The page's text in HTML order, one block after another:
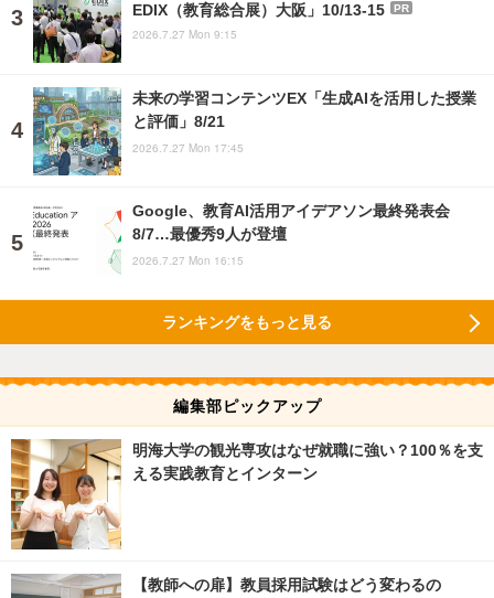
EDIX（教育総合展）大阪」10/13-15
PR
2026.7.27 Mon 9:15
未来の学習コンテンツEX「生成AIを活用した授業
と評価」8/21
2026.7.27 Mon 17:45
Google、教育AI活用アイデアソン最終発表会
8/7…最優秀9人が登壇
2026.7.27 Mon 16:15
ランキングをもっと見る
編集部ピックアップ
明海大学の観光専攻はなぜ就職に強い？100％を支
える実践教育とインターン
【教師への扉】教員採用試験はどう変わるの